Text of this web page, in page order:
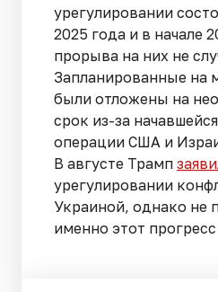
урегулировании
2025 года и в начале
прорыва на них не
Запланированные на
были отложены на
срок из-за
операции США и
В августе Трамп
урегулировании
Украиной, однако не
именно этот